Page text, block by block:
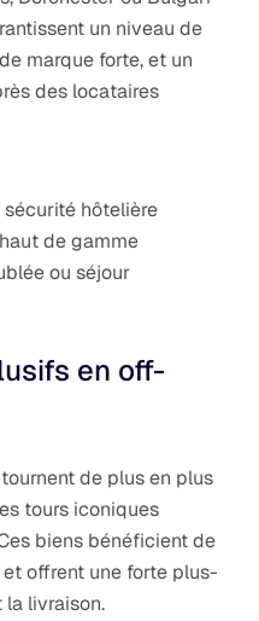
un niveau de
marque forte, et un
des locataires
sécurité hôtelière
de gamme
ou séjour
en off-
de plus en plus
tours iconiques
biens bénéficient de
offrent une forte plus-
livraison.